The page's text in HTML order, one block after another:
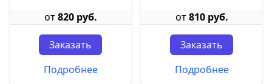
от820 руб.
Заказать
Подробнее
от810 руб.
Заказать
Подробнее